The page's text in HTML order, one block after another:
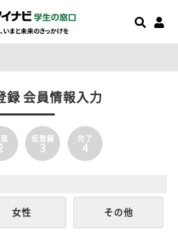
録 会員情報入力
認 仮登録
3
完了
4
女性 その他